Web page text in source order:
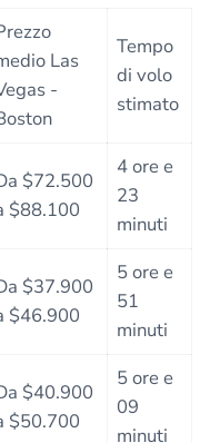
Las
-
Tempo
di volo
stimato
$72.500
$88.100
4 ore e
23
minuti
$37.900
$46.900
5 ore e
51
minuti
$40.900
$50.700
5 ore e
09
minuti